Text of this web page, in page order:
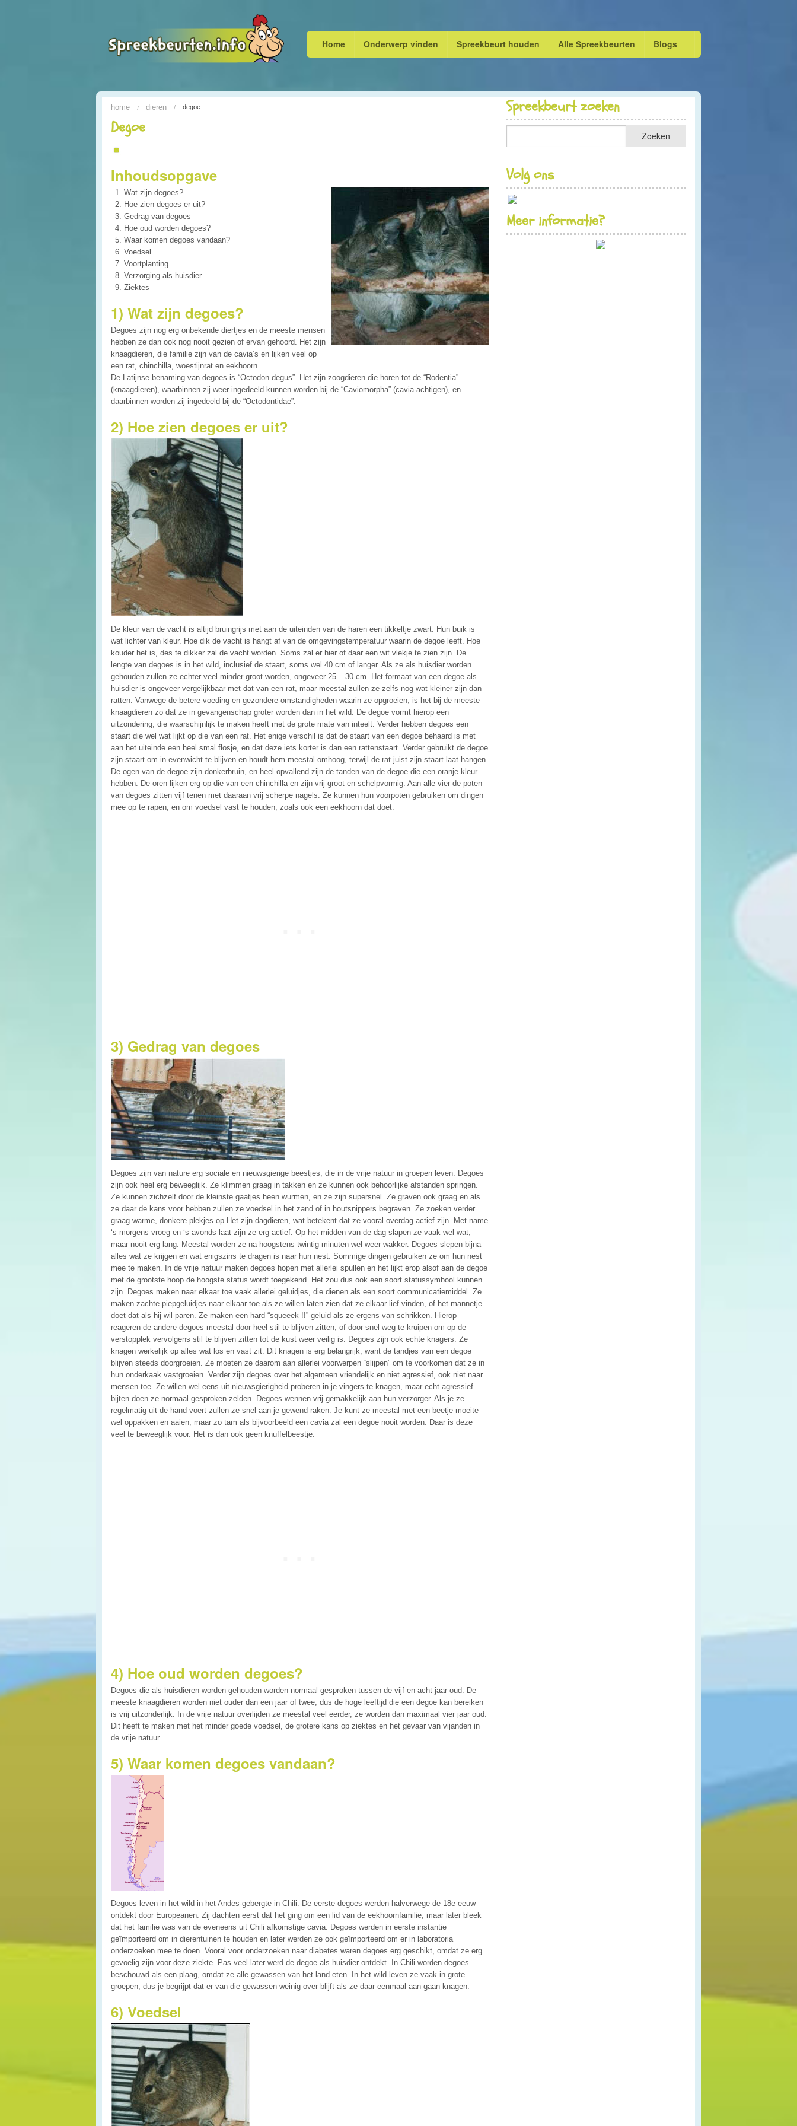
Home Onderwerp vinden Spreekbeurt houden Alle Spreekbeurten Blogs
home dieren degoe
Degoe
Inhoudsopgave
Wat zijn degoes?
Hoe zien degoes er uit?
Gedrag van degoes
Hoe oud worden degoes?
Waar komen degoes vandaan?
Voedsel
Voortplanting
Verzorging als huisdier
Ziektes
1) Wat zijn degoes?
Degoes zijn nog erg onbekende diertjes en de meeste mensen
hebben ze dan ook nog nooit gezien of ervan gehoord. Het zijn
knaagdieren, die familie zijn van de cavia’s en lijken veel op
een rat, chinchilla, woestijnrat en eekhoorn.
De Latijnse benaming van degoes is “Octodon degus”. Het zijn zoogdieren die horen tot de “Rodentia”
(knaagdieren), waarbinnen zij weer ingedeeld kunnen worden bij de “Caviomorpha” (cavia-achtigen), en
daarbinnen worden zij ingedeeld bij de “Octodontidae”.
2) Hoe zien degoes er uit?
De kleur van de vacht is altijd bruingrijs met aan de uiteinden van de haren een tikkeltje zwart. Hun buik is
wat lichter van kleur. Hoe dik de vacht is hangt af van de omgevingstemperatuur waarin de degoe leeft. Hoe
kouder het is, des te dikker zal de vacht worden. Soms zal er hier of daar een wit vlekje te zien zijn. De
lengte van degoes is in het wild, inclusief de staart, soms wel 40 cm of langer. Als ze als huisdier worden
gehouden zullen ze echter veel minder groot worden, ongeveer 25 – 30 cm. Het formaat van een degoe als
huisdier is ongeveer vergelijkbaar met dat van een rat, maar meestal zullen ze zelfs nog wat kleiner zijn dan
ratten. Vanwege de betere voeding en gezondere omstandigheden waarin ze opgroeien, is het bij de meeste
knaagdieren zo dat ze in gevangenschap groter worden dan in het wild. De degoe vormt hierop een
uitzondering, die waarschijnlijk te maken heeft met de grote mate van inteelt. Verder hebben degoes een
staart die wel wat lijkt op die van een rat. Het enige verschil is dat de staart van een degoe behaard is met
aan het uiteinde een heel smal flosje, en dat deze iets korter is dan een rattenstaart. Verder gebruikt de degoe
zijn staart om in evenwicht te blijven en houdt hem meestal omhoog, terwijl de rat juist zijn staart laat hangen.
De ogen van de degoe zijn donkerbruin, en heel opvallend zijn de tanden van de degoe die een oranje kleur
hebben. De oren lijken erg op die van een chinchilla en zijn vrij groot en schelpvormig. Aan alle vier de poten
van degoes zitten vijf tenen met daaraan vrij scherpe nagels. Ze kunnen hun voorpoten gebruiken om dingen
mee op te rapen, en om voedsel vast te houden, zoals ook een eekhoorn dat doet.
3) Gedrag van degoes
Degoes zijn van nature erg sociale en nieuwsgierige beestjes, die in de vrije natuur in groepen leven. Degoes
zijn ook heel erg beweeglijk. Ze klimmen graag in takken en ze kunnen ook behoorlijke afstanden springen.
Ze kunnen zichzelf door de kleinste gaatjes heen wurmen, en ze zijn supersnel. Ze graven ook graag en als
ze daar de kans voor hebben zullen ze voedsel in het zand of in houtsnippers begraven. Ze zoeken verder
graag warme, donkere plekjes op Het zijn dagdieren, wat betekent dat ze vooral overdag actief zijn. Met name
‘s morgens vroeg en ‘s avonds laat zijn ze erg actief. Op het midden van de dag slapen ze vaak wel wat,
maar nooit erg lang. Meestal worden ze na hoogstens twintig minuten wel weer wakker. Degoes slepen bijna
alles wat ze krijgen en wat enigszins te dragen is naar hun nest. Sommige dingen gebruiken ze om hun nest
mee te maken. In de vrije natuur maken degoes hopen met allerlei spullen en het lijkt erop alsof aan de degoe
met de grootste hoop de hoogste status wordt toegekend. Het zou dus ook een soort statussymbool kunnen
zijn. Degoes maken naar elkaar toe vaak allerlei geluidjes, die dienen als een soort communicatiemiddel. Ze
maken zachte piepgeluidjes naar elkaar toe als ze willen laten zien dat ze elkaar lief vinden, of het mannetje
doet dat als hij wil paren. Ze maken een hard “squeeek !!”-geluid als ze ergens van schrikken. Hierop
reageren de andere degoes meestal door heel stil te blijven zitten, of door snel weg te kruipen om op de
verstopplek vervolgens stil te blijven zitten tot de kust weer veilig is. Degoes zijn ook echte knagers. Ze
knagen werkelijk op alles wat los en vast zit. Dit knagen is erg belangrijk, want de tandjes van een degoe
blijven steeds doorgroeien. Ze moeten ze daarom aan allerlei voorwerpen “slijpen” om te voorkomen dat ze in
hun onderkaak vastgroeien. Verder zijn degoes over het algemeen vriendelijk en niet agressief, ook niet naar
mensen toe. Ze willen wel eens uit nieuwsgierigheid proberen in je vingers te knagen, maar echt agressief
bijten doen ze normaal gesproken zelden. Degoes wennen vrij gemakkelijk aan hun verzorger. Als je ze
regelmatig uit de hand voert zullen ze snel aan je gewend raken. Je kunt ze meestal met een beetje moeite
wel oppakken en aaien, maar zo tam als bijvoorbeeld een cavia zal een degoe nooit worden. Daar is deze
veel te beweeglijk voor. Het is dan ook geen knuffelbeestje.
4) Hoe oud worden degoes?
Degoes die als huisdieren worden gehouden worden normaal gesproken tussen de vijf en acht jaar oud. De
meeste knaagdieren worden niet ouder dan een jaar of twee, dus de hoge leeftijd die een degoe kan bereiken
is vrij uitzonderlijk. In de vrije natuur overlijden ze meestal veel eerder, ze worden dan maximaal vier jaar oud.
Dit heeft te maken met het minder goede voedsel, de grotere kans op ziektes en het gevaar van vijanden in
de vrije natuur.
5) Waar komen degoes vandaan?
Degoes leven in het wild in het Andes-gebergte in Chili. De eerste degoes werden halverwege de 18e eeuw
ontdekt door Europeanen. Zij dachten eerst dat het ging om een lid van de eekhoornfamilie, maar later bleek
dat het familie was van de eveneens uit Chili afkomstige cavia. Degoes werden in eerste instantie
geïmporteerd om in dierentuinen te houden en later werden ze ook geïmporteerd om er in laboratoria
onderzoeken mee te doen. Vooral voor onderzoeken naar diabetes waren degoes erg geschikt, omdat ze erg
gevoelig zijn voor deze ziekte. Pas veel later werd de degoe als huisdier ontdekt. In Chili worden degoes
beschouwd als een plaag, omdat ze alle gewassen van het land eten. In het wild leven ze vaak in grote
groepen, dus je begrijpt dat er van die gewassen weinig over blijft als ze daar eenmaal aan gaan knagen.
6) Voedsel
Spreekbeurt zoeken
Volg ons
Meer informatie?